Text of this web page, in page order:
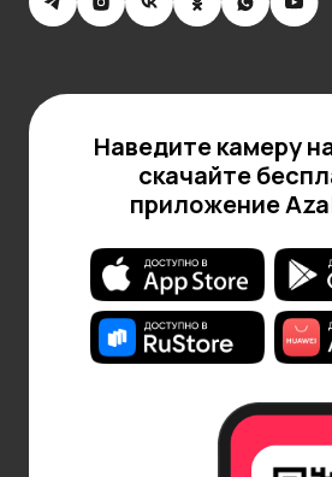
Наведите камеру
скачайте
приложение